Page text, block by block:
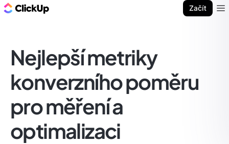
Začít
Nejlepší metriky
konverzního poměru
pro měření a
optimalizaci